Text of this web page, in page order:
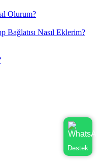
Olurum?
Bağlatısı Nasıl Eklerim?
Destek